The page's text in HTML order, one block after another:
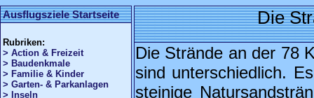
Ausflugsziele Startseite
Rubriken:
> Action & Freizeit
> Baudenkmale
> Familie & Kinder
> Garten- & Parkanlagen
> Inseln
Die
Die Strände an der 78
sind unterschiedlich.
steinige